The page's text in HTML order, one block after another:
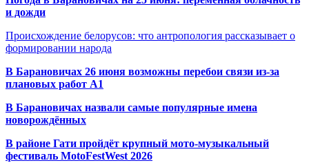
и дожди
Происхождение белорусов: что антропология рассказывает о
формировании народа
В Барановичах 26 июня возможны перебои связи из-за
плановых работ A1
В Барановичах назвали самые популярные имена
новорождённых
В районе Гати пройдёт крупный мото-музыкальный
фестиваль MotoFestWest 2026